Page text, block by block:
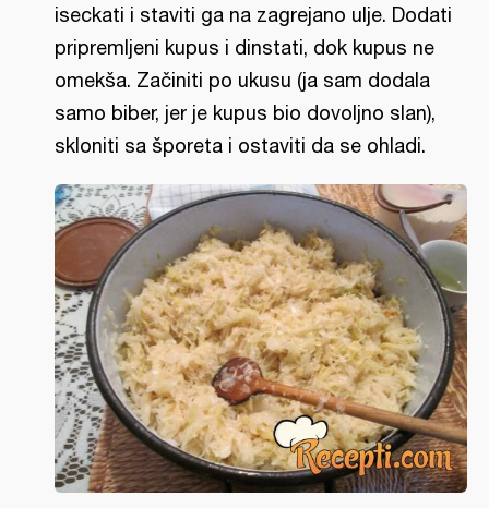
iseckati i staviti ga na zagrejano ulje. Dodati
pripremljeni kupus i dinstati, dok kupus ne
omekša. Začiniti po ukusu (ja sam dodala
samo biber, jer je kupus bio dovoljno slan),
skloniti sa šporeta i ostaviti da se ohladi.